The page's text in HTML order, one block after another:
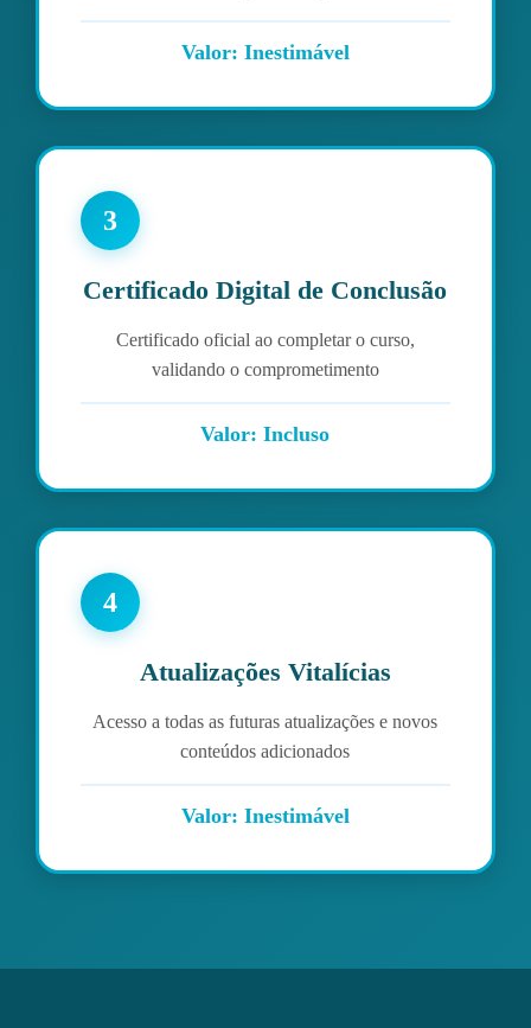
Valor: Inestimável
3
Certificado Digital de Conclusão
Certificado oficial ao completar o curso,
validando o comprometimento
Valor: Incluso
4
Atualizações Vitalícias
Acesso a todas as futuras atualizações e novos
conteúdos adicionados
Valor: Inestimável